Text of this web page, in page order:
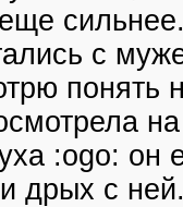
с
понять
:ogo: он
и дрых с